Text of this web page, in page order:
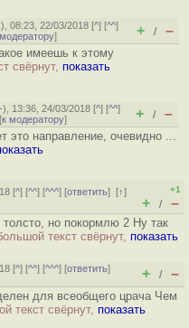
), 08:23, 22/03/2018 [^] [^^]
] + / –
имеешь к этому
свёрнут, показать
-), 13:36, 24/03/2018 [^] [^^]
к модератору] + / –
это направление, очевидно ...
[^] [^^] [^^^] [ответить][↑]
+1
+ / –
но покормлю 2 Ну так
текст свёрнут, показать
[^] [^^] [^^^] [ответить]
+ / –
для всеобщего црача Чем
текст свёрнут, показать